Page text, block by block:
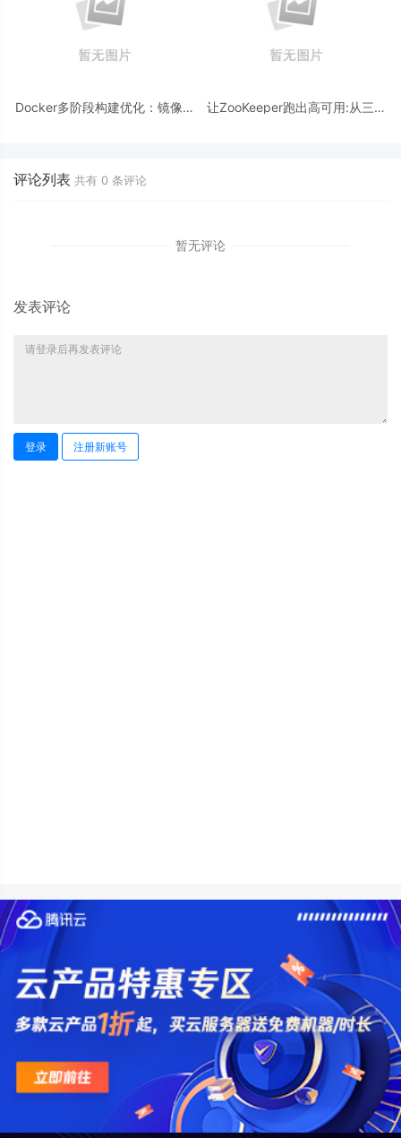
Docker多阶段构建优化：镜像体
让ZooKeeper跑出高可用:从三节
评论列表 共有 0 条评论
暂无评论
发表评论
登录 注册新账号